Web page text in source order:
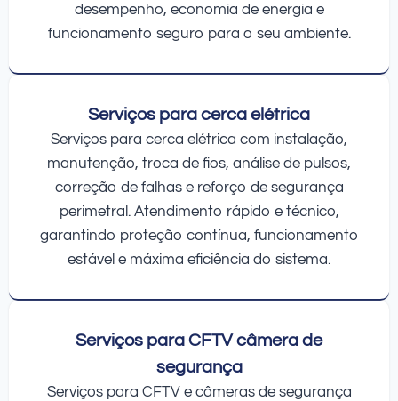
desempenho, economia de energia e
funcionamento seguro para o seu ambiente.
Serviços para cerca elétrica
Serviços para cerca elétrica com instalação,
manutenção, troca de fios, análise de pulsos,
correção de falhas e reforço de segurança
perimetral. Atendimento rápido e técnico,
garantindo proteção contínua, funcionamento
estável e máxima eficiência do sistema.
Serviços para CFTV câmera de
segurança
Serviços para CFTV e câmeras de segurança